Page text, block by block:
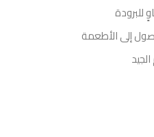
للبرودة
إلى الأطعمة